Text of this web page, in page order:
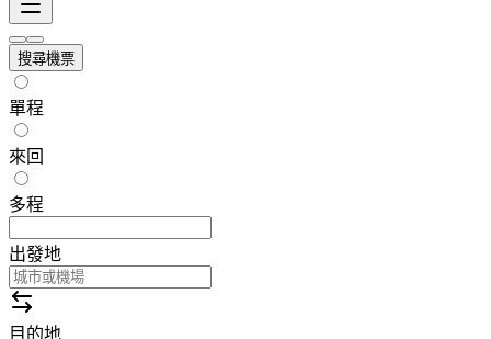
搜尋機票
單程
來回
多程
出發地
目的地